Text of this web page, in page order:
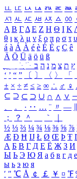
ㅥ ㅦ ㅧ ㅨ ㅩ ㅪ ㅫ
ㅺ ㅻ ㅼ ㅽ ㅾ ㅿ ㆀ
Α Β ΓΔ Ε Ζ Η Θ Ι Κ
θ ι κ λ μ ν ξ ο π ρ σ τ υ
á à Á À é è É È ç Ç ê
Ä Ö Ü ä ö ü ß
ִֶֹ ֻּ ׁׂ ץ ת צ מ נ ה ב
‘ ’ “ ” 〔 〕 〈 〉 「
± × ÷ ≠ ≤ ≥ ∞ ∴ ♂ ♀
⊆ ⊇ ⊂ ⊃ ∪ ∩ ∧ ∨
、
。 · ‥ … ¨ 〃 ―
；
？ ＾ ｀
½ ⅓ ⅔ ¼ ¾ ⅛ ⅜ ⅝ ⅞
Æ Ð Ħ Ĳ Ł Ø Œ Þ Ŧ
А Б В Г Д Е Ё Ж З И
Ы Ь Э Ю Я а б в г д е
ы ь э ю я
′ ″ ℃ Å ￠ ￡ ￥ ¤ ℉